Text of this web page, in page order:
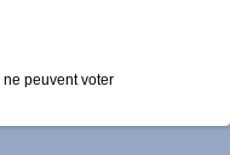
peuvent voter